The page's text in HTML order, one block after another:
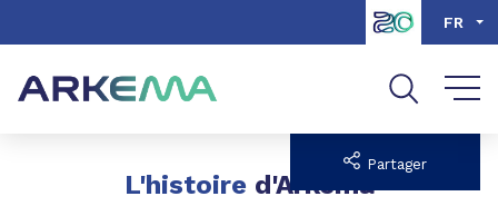
Aller à la recherche
FR
L'histoire d'Arkema
Partager